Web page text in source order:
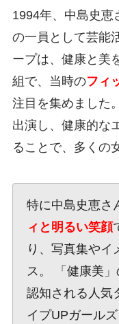
1994年、中島史恵
の一員として芸能
ープは、健康と美
組で、当時のフィ
注目を集めました
出演し、健康的な
ることで、多くの
特に中島史恵さ
ィと明るい笑顔
り、写真集やイ
ス。 「健康美
認知される人気
イプUPガール